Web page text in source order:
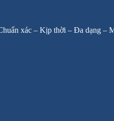
xác – Kịp thời – Đa dạng –